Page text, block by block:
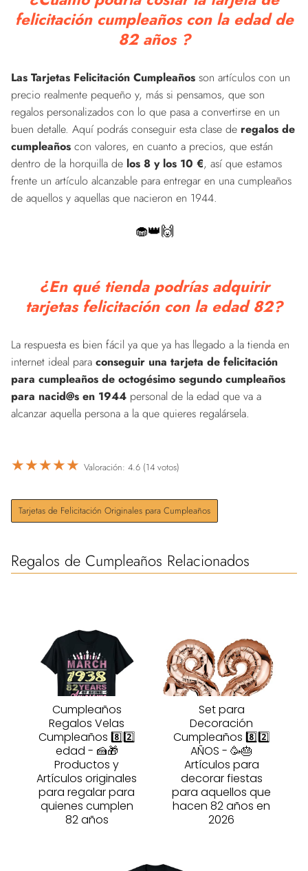
felicitación cumpleaños con la edad de
82 años ?
Las Tarjetas Felicitación Cumpleaños son artículos con un
precio realmente pequeño y, más si pensamos, que son
regalos personalizados con lo que pasa a convertirse en un
buen detalle. Aquí podrás conseguir esta clase de regalos de
cumpleaños con valores, en cuanto a precios, que están
dentro de la horquilla de los 8 y los 10 €, así que estamos
frente un artículo alcanzable para entregar en una cumpleaños
de aquellos y aquellas que nacieron en 1944.
🧁👑🙌
¿En qué tienda podrías adquirir
tarjetas felicitación con la edad 82?
La respuesta es bien fácil ya que ya has llegado a la tienda en
internet ideal para conseguir una tarjeta de felicitación
para cumpleaños de octogésimo segundo cumpleaños
para nacid@s en 1944 personal de la edad que va a
alcanzar aquella persona a la que quieres regalársela.
★★★★★ Valoración: 4.6 (14 votos)
Tarjetas de Felicitación Originales para Cumpleaños
Regalos de Cumpleaños Relacionados
Cumpleaños
Regalos Velas
Cumpleaños 8️⃣2️⃣
edad - 🍰🎁
Productos y
Artículos originales
para regalar para
quienes cumplen
82 años
Set para
Decoración
Cumpleaños 8️⃣2️⃣
AÑOS - 🥳🎂
Artículos para
decorar fiestas
para aquellos que
hacen 82 años en
2026